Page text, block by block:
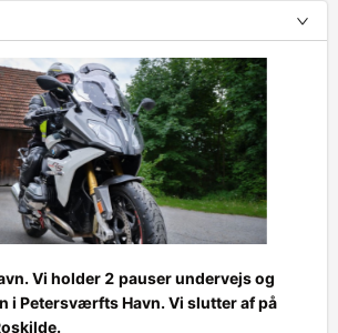
Vi holder 2 pauser undervejs og
i Petersværfts Havn. Vi slutter af på